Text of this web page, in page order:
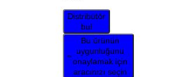
Distribütör
bul
Bu ürünün
uygunluğunu
onaylamak için
aracınızı seçin